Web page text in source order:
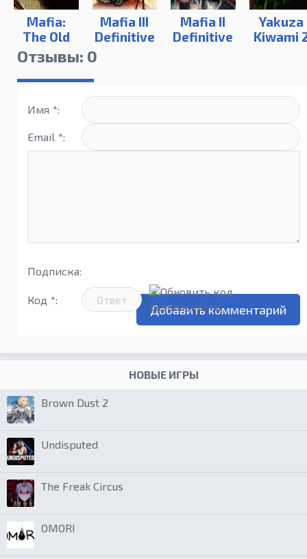
Mafia:
The Old
Country
Mafia III
Definitive
Mafia II
Definitive
Yakuza
Kiwami
Отзывы: 0
Имя *:
Email *:
Подписка:
Код *:
НОВЫЕ ИГРЫ
Brown Dust 2
Undisputed
The Freak Circus
OMORI